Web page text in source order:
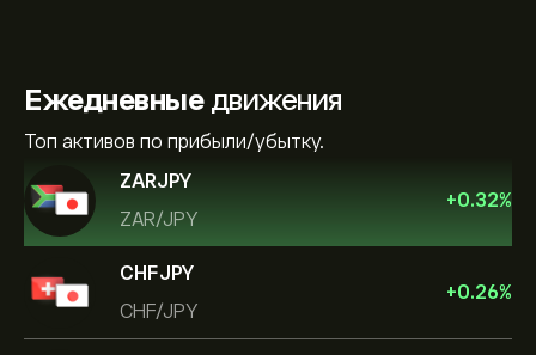
Ежедневныедвижения
Топ активов по прибыли/убытку.
ZARJPY
ZAR/JPY
+0.32%
CHFJPY
CHF/JPY
+0.26%